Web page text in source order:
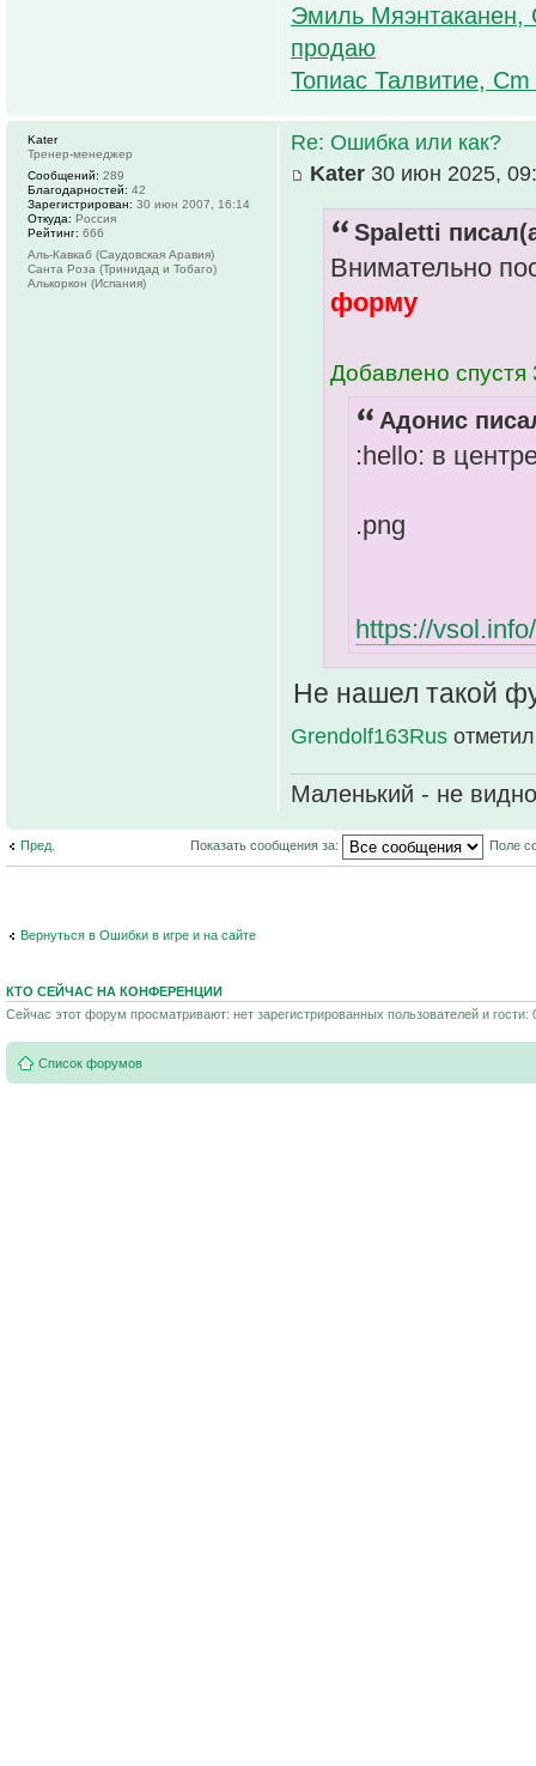
Эмиль
продаю
Топиас Талвитие,
Re: Ошибка или как?
Kater 30 июн 2025,
Spaletti
Внимательно
форму
Добавлено спустя
Адонис
:hello: в
.png
https://
Не нашел такой
Grendolf163Rus
Маленький - не
Kater
Тренер-менеджер
Сообщений: 289
Благодарностей: 42
Зарегистрирован: 30 июн 2007, 16:14
Откуда: Россия
Рейтинг: 666
Аль-Кавкаб (Саудовская Аравия)
Санта Роза (Тринидад и Тобаго)
Алькоркон (Испания)
Пред. Показать сообщения за: Поле
Вернуться в Ошибки в игре и на сайте
КТО СЕЙЧАС НА КОНФЕРЕНЦИИ
Сейчас этот форум просматривают: нет зарегистрированных пользователей и гости:
Список форумов